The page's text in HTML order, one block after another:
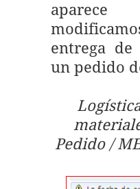
entrega
un pedido
Pedido /